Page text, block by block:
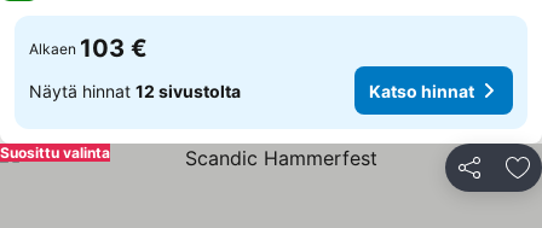
Alkaen 103 €
Näytä hinnat 12 sivustolta Katso hinnat
Jaa
Suosittu valinta